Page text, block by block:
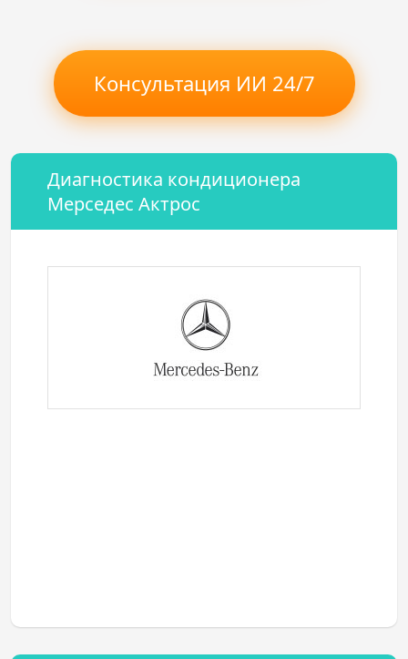
Консультация ИИ 24/7
Диагностика кондиционера
Мерседес Актрос